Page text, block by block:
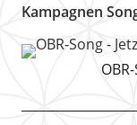
Kampagnen